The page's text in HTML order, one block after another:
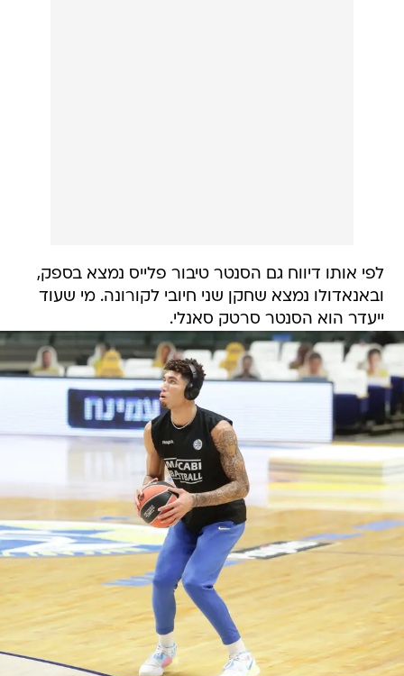
לפי אותו דיווח גם הסנטר טיבור פלייס נמצא בספק,
ובאנאדולו נמצא שחקן שני חיובי לקורונה. מי שעוד
ייעדר הוא הסנטר סרטק סאנלי.